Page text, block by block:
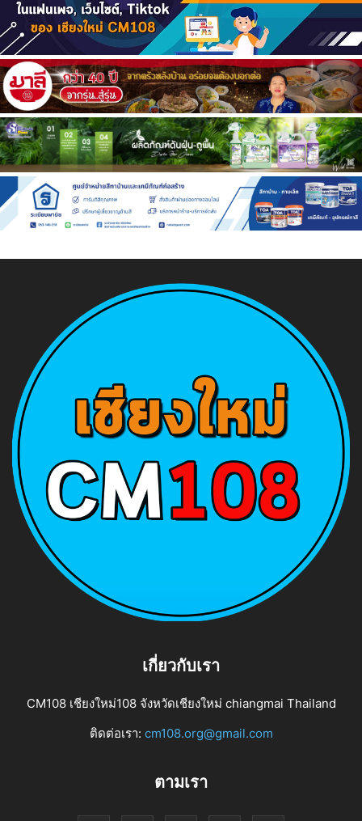
เกี่ยวกับเรา
CM108 เชียงใหม่108 จังหวัดเชียงใหม่ chiangmai Thailand
ติดต่อเรา: cm108.org@gmail.com
ตามเรา